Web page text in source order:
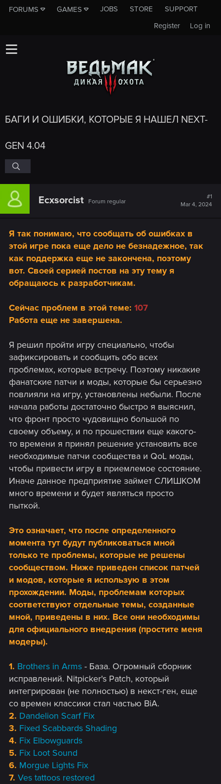
FORUMS GAMES JOBS STORE
SUPPORT
Log in
Register
БАГИ И ОШИБКИ, КОТОРЫЕ Я НАШЕЛ NEXT-
GEN 4.04
Ecxsorcist Forum regular
#1
Mar 4, 2024
Я так понимаю, что сообщать об ошибках в
этой игре пока еще дело не безнадежное, так
как поддержка еще не закончена, поэтому
вот. Своей серией постов на эту тему я
обращаюсь к разработчикам.
Сейчас проблем в этой теме: 107
Работа еще не завершена.
Я решил пройти игру специально, чтобы
зафиксировать и сообщить обо всех
проблемах, которые встречу. Поэтому никакие
фанатские патчи и моды, которые бы серьезно
повлияли на игру, установлены небыли. После
начала работы достаточно быстро я выяснил,
что фронт просто чудовищно большой по
своему объему, и по прошествии еще какого-
то времени я принял решение установить все
необходимые патчи сообщества и QoL моды,
чтобы привести игру в приемлемое состояние.
Иначе данное предприятие займет СЛИШКОМ
много времени и будет являться просто
пыткой.
Это означает, что после определенного
момента тут будут публиковаться мной
только те проблемы, которые не решены
сообществом. Ниже приведен список патчей
и модов, которые я использую в этом
прохождении. Моды, проблемам которых
соответствуют отдельные темы, созданные
мной, приведены в них. Все они необходимы
для официального внедрения (простите меня
модеры).
1. Brothers in Arms - База. Огромный сборник
исправлений. Nitpicker's Patch, который
интегрирован (не полностью) в некст-ген, еще
со времен классики стал частью BiA.
2. Dandelion Scarf Fix
3. Fixed Scabbards Shading
4. Fix Elbowguards
5. Fix Loot Sound
6. Morgue Lights Fix
7. Ves tattoos restored